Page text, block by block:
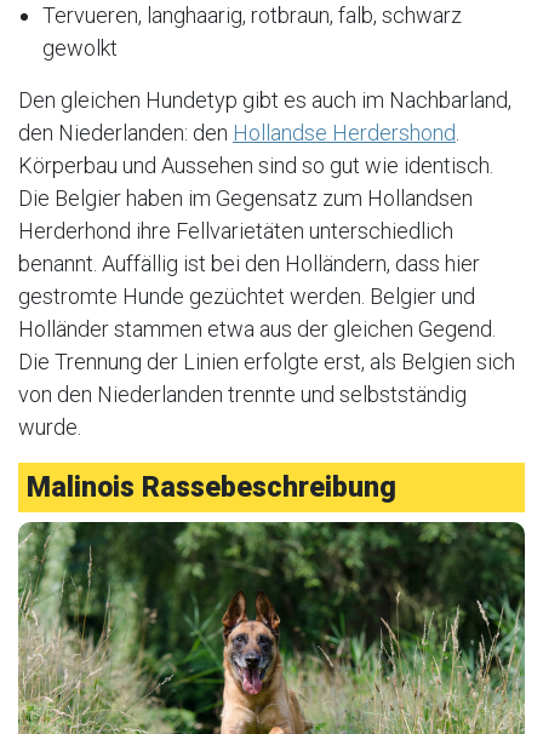
Tervueren, langhaarig, rotbraun, falb, schwarz
gewolkt
Den gleichen Hundetyp gibt es auch im Nachbarland,
den Niederlanden: den Hollandse Herdershond
Körperbau und Aussehen sind so gut wie identisch.
Die Belgier haben im Gegensatz zum Hollandsen
Herderhond ihre Fellvarietäten unterschiedlich
benannt. Auffällig ist bei den Holländern, dass hier
gestromte Hunde gezüchtet werden. Belgier und
Holländer stammen etwa aus der gleichen Gegend.
Die Trennung der Linien erfolgte erst, als Belgien sich
von den Niederlanden trennte und selbstständig
wurde.
Malinois Rassebeschreibung